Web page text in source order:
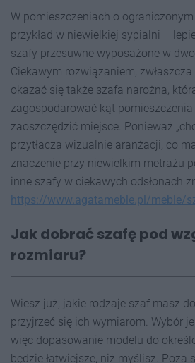
W pomieszczeniach o
przykład w niewielkiej sypialni –
szafy przesuwne wyposażone w
Ciekawym rozwiązaniem,
okazać się także szafa narożna,
zagospodarować kąt
zaoszczędzić miejsce. Ponieważ
przytłacza wizualnie aranżacji, co
znaczenie przy niewielkim metrażu
inne szafy w ciekawych odsłonach
https://www.agatameble.pl/meble/
Jak dobrać szafę pod
rozmiaru?
Wiesz już, jakie rodzaje szaf masz
przyjrzeć się ich wymiarom. Wybór
więc dopasowanie modelu do
będzie łatwiejsze, niż myślisz. Poza